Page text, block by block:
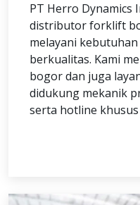
PT Herro Dynamics
distributor forklift
melayani
berkualitas. Kami
bogor dan juga
didukung mekanik
serta hotline